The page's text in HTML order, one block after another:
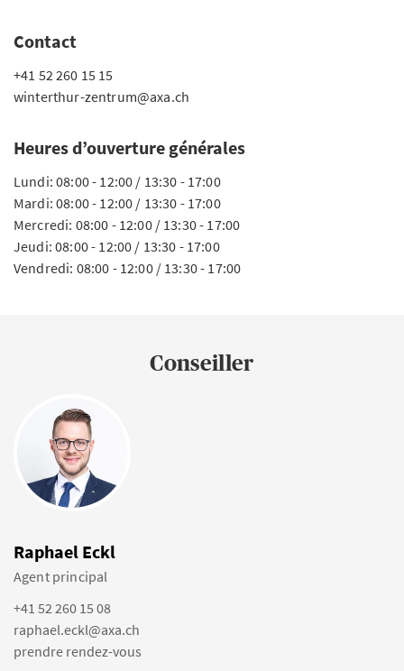
Contact
+41 52 260 15 15
winterthur-zentrum@axa.ch
Heures d’ouverture générales
Lundi: 08:00 - 12:00 / 13:30 - 17:00
Mardi: 08:00 - 12:00 / 13:30 - 17:00
Mercredi: 08:00 - 12:00 / 13:30 - 17:00
Jeudi: 08:00 - 12:00 / 13:30 - 17:00
Vendredi: 08:00 - 12:00 / 13:30 - 17:00
Conseiller
Raphael Eckl
Agent principal
+41 52 260 15 08
raphael.eckl@axa.ch
prendre rendez-vous